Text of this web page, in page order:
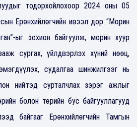
тодорхойлохоор 2024 оны 05
Ерөнхийлөгчийн ивээл дор “Морин
ыг зохион байгуулж, морин хуур
сургах, үйлдвэрлэх хүний нөөц,
судалгаа шинжилгээг нь
нийтэд сурталчлах зэрэг ажлыг
болон төрийн бус байгууллагууд
байгааг Ерөнхийлөгчийн Тамгын